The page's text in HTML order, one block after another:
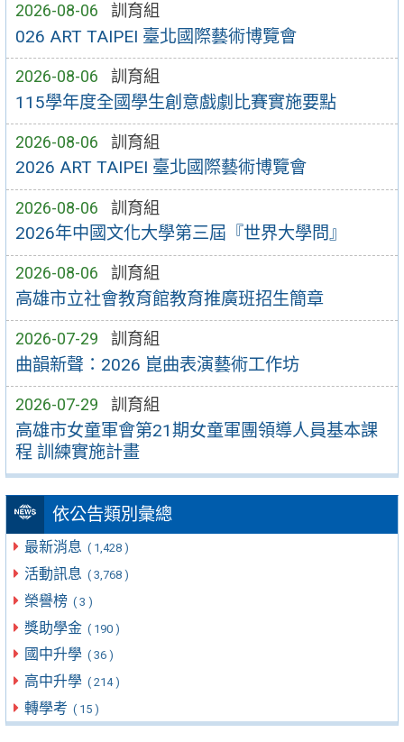
2026-08-06 訓育組
026 ART TAIPEI 臺北國際藝術博覽會
2026-08-06 訓育組
115學年度全國學生創意戲劇比賽實施要點
2026-08-06 訓育組
2026 ART TAIPEI 臺北國際藝術博覽會
2026-08-06 訓育組
2026年中國文化大學第三屆『世界大學問』
2026-08-06 訓育組
高雄市立社會教育館教育推廣班招生簡章
2026-07-29 訓育組
曲韻新聲：2026 崑曲表演藝術工作坊
2026-07-29 訓育組
高雄市女童軍會第21期女童軍團領導人員基本課
程 訓練實施計畫
依公告類別彙總
最新消息 ( 1,428 )
活動訊息 ( 3,768 )
榮譽榜 ( 3 )
獎助學金 ( 190 )
國中升學 ( 36 )
高中升學 ( 214 )
轉學考 ( 15 )